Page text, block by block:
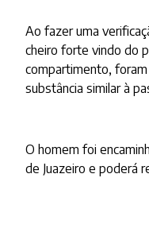
Ao fazer uma
cheiro forte vindo do
compartimento,
substância similar à
O homem foi
de Juazeiro e poderá